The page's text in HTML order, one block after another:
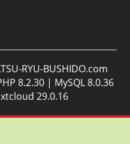
RYU-BUSHIDO.com
8.2.30 | MySQL 8.0.36
29.0.16